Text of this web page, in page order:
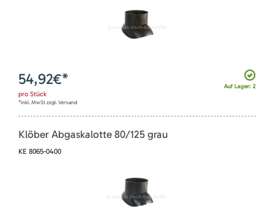
Auf Lager: 2
54,92€*
pro Stück
*inkl. MwSt zzgl. Versand
Klöber Abgaskalotte 80/125 grau
KE 8065-0400